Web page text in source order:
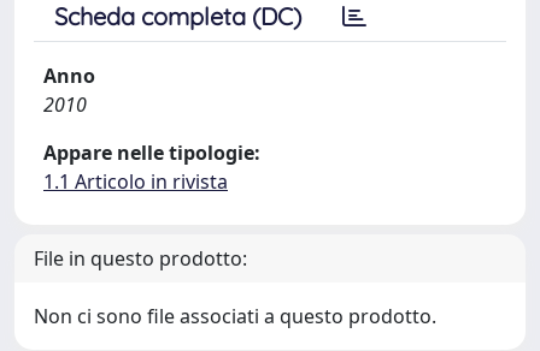
Scheda completa (DC)
Anno
2010
Appare nelle tipologie:
1.1 Articolo in rivista
File in questo prodotto:
Non ci sono file associati a questo prodotto.